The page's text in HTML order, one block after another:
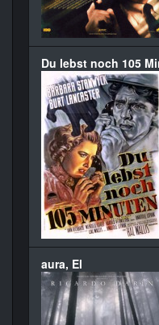
Du lebst noch 105
aura, El